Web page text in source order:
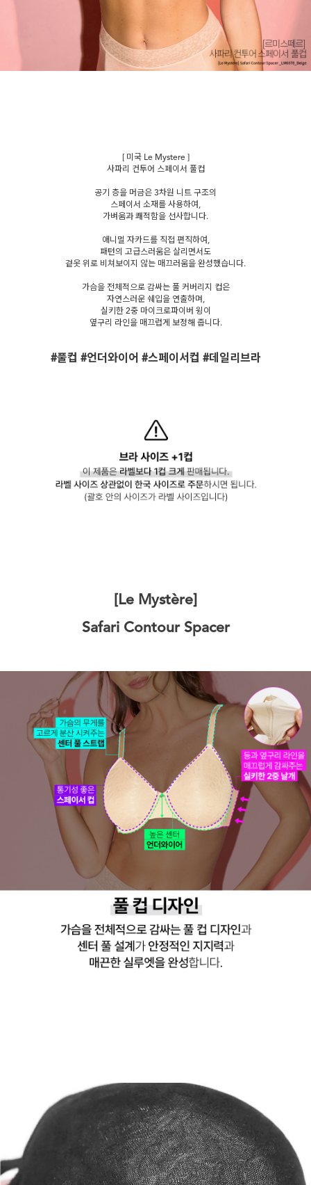
[ 미국 Le Mystere ]
사파리 컨투어 스페이서 풀컵
공기 층을 머금은 3차원 니트 구조의
스페이서 소재를 사용하여,
가벼움과 쾌적함을 선사합니다.
애니멀 자카드를 직접 편직하여,
패턴의 고급스러움은 살리면서도
겉옷 위로 비쳐보이지 않는 매끄러움을 완성했습니다.
가슴을 전체적으로 감싸는 풀 커버리지 컵은
자연스러운 쉐입을 연출하며,
실키한 2중 마이크로파이버 윙이
옆구리 라인을 매끄럽게 보정해 줍니다.
#풀컵 #언더와이어 #스페이서컵 #데일리브라
[Le Mystère]
Safari Contour Spacer